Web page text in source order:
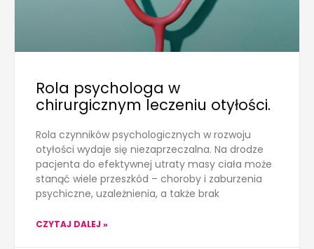
Rola psychologa w
chirurgicznym leczeniu otyłości.
Rola czynników psychologicznych w rozwoju
otyłości wydaje się niezaprzeczalna. Na drodze
pacjenta do efektywnej utraty masy ciała może
stanąć wiele przeszkód – choroby i zaburzenia
psychiczne, uzależnienia, a także brak
CZYTAJ DALEJ »